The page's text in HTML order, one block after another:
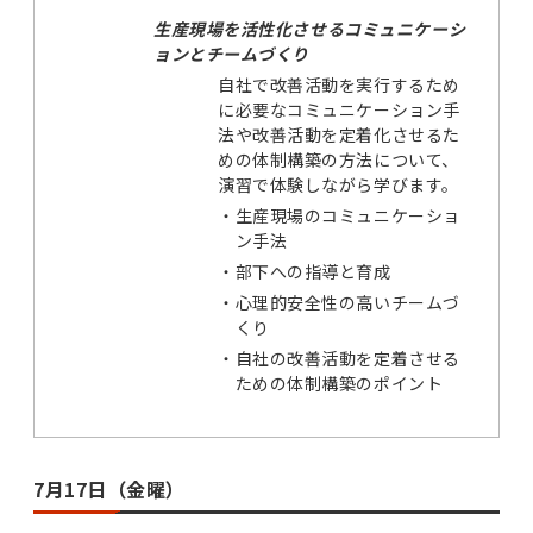
生産現場を活性化させるコミュニケーシ
ョンとチームづくり
自社で改善活動を実行するため
に必要なコミュニケーション手
法や改善活動を定着化させるた
めの体制構築の方法について、
演習で体験しながら学びます。
・ 生産現場のコミュニケーショ
ン手法
・ 部下への指導と育成
・ 心理的安全性の高いチームづ
くり
・ 自社の改善活動を定着させる
ための体制構築のポイント
7月17日（金曜）